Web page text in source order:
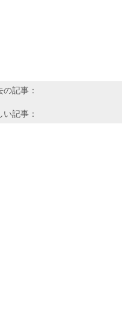
記事：
記事：